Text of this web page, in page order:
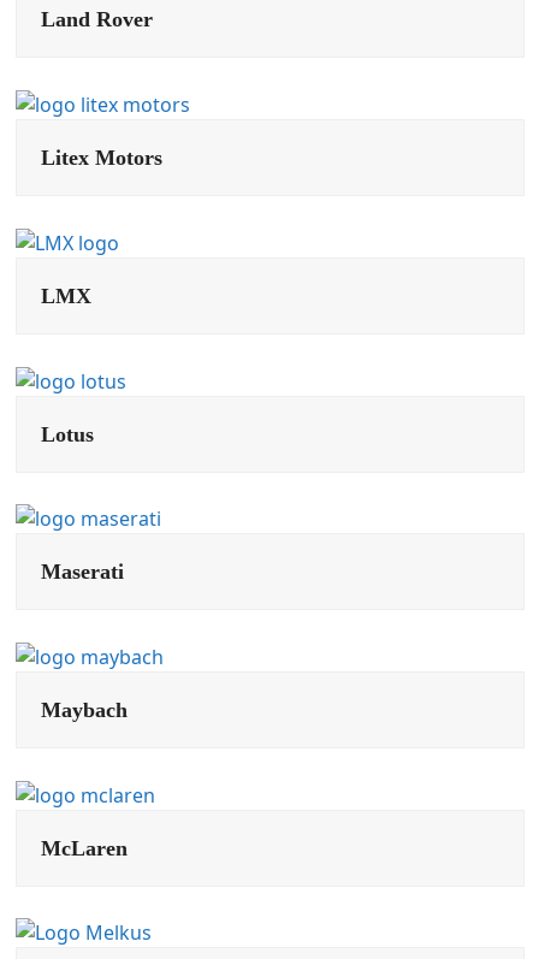
Land Rover
Litex Motors
LMX
Lotus
Maserati
Maybach
McLaren